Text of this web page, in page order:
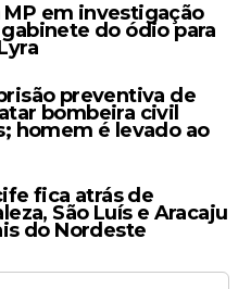
MP em investigação
do ódio para
preventiva de
bombeira civil
homem é levado ao
fica atrás de
São Luís e Aracaju
do Nordeste